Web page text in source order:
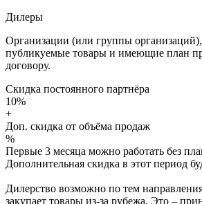
Дилеры
Организации (или группы
публикуемые товары и имеющие план
договору.
Скидка постоянного партнёра
10%
+
Доп. скидка от объёма продаж
%
Первые 3 месяца можно работать без
Дополнительная скидка в этот период
Дилерство возможно по тем
закупает товары из-за рубежа. Это –